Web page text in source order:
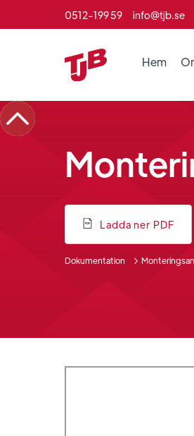
0512-199 59 info@tjb.se
Hem
Ladda ner PDF
Dokumentation